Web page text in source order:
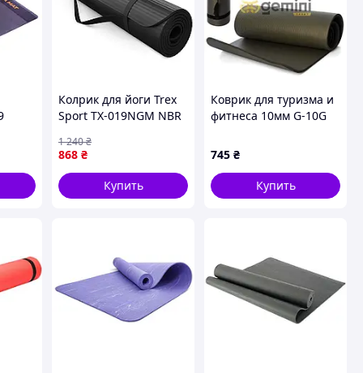
Колрик для йоги Trex
Sport TX-019NGM NBR
868 ₴
1 240₴
Купить
Коврик для туризма и
фитнеса 10мм G-10G
745 ₴
Купить